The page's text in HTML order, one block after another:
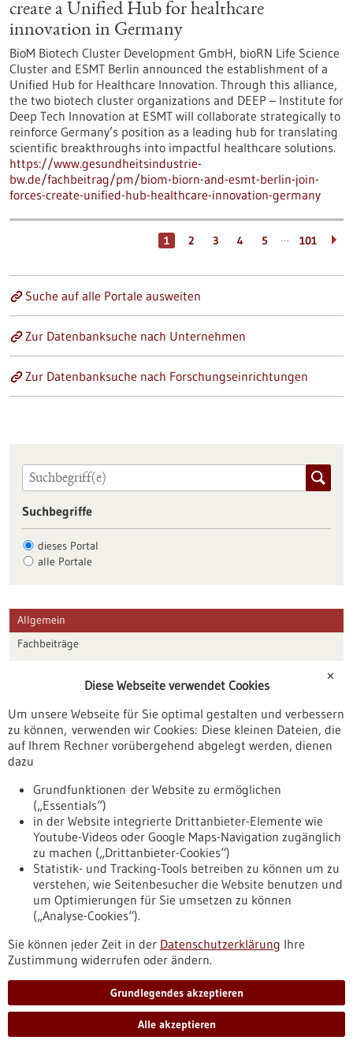
create a Unified Hub for healthcare
innovation in Germany
BioM Biotech Cluster Development GmbH, bioRN Life Science
Cluster and ESMT Berlin announced the establishment of a
Unified Hub for Healthcare Innovation. Through this alliance,
the two biotech cluster organizations and DEEP – Institute for
Deep Tech Innovation at ESMT will collaborate strategically to
reinforce Germany’s position as a leading hub for translating
scientific breakthroughs into impactful healthcare solutions.
https://www.gesundheitsindustrie-
bw.de/fachbeitrag/pm/biom-biorn-and-esmt-berlin-join-
forces-create-unified-hub-healthcare-innovation-germany
1 2 3 4 5 … 101
Suche auf alle Portale ausweiten
Zur Datenbanksuche nach Unternehmen
Zur Datenbanksuche nach Forschungseinrichtungen
Suchbegriffe
dieses Portal
alle Portale
Allgemein
Fachbeiträge
Veranstaltungen
Erscheinungsdatum
Nach oben
Informiert bleiben
Newsletter abonnieren
✕
Diese Webseite verwendet Cookies
Um unsere Webseite für Sie optimal gestalten und verbessern
zu können, verwenden wir Cookies: Diese kleinen Dateien, die
auf Ihrem Rechner vorübergehend abgelegt werden, dienen
dazu
Grundfunktionen der Website zu ermöglichen
(„Essentials“)
in der Website integrierte Drittanbieter-Elemente wie
Youtube-Videos oder Google Maps-Navigation zugänglich
zu machen („Drittanbieter-Cookies“)
Statistik- und Tracking-Tools betreiben zu können um zu
verstehen, wie Seitenbesucher die Website benutzen und
um Optimierungen für Sie umsetzen zu können
(„Analyse-Cookies“).
Sie können jeder Zeit in der Datenschutzerklärung Ihre
Zustimmung widerrufen oder ändern.
Grundlegendes akzeptieren
Alle akzeptieren